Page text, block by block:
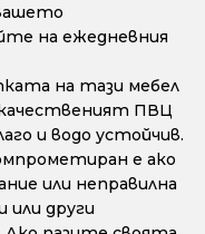
на ежедневния
на тази мебел
качественият ПВЦ
и водо устойчив.
е ако
или неправилна
или други